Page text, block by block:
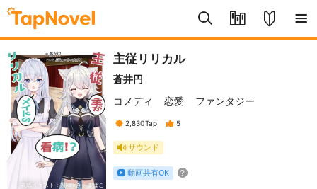
表紙イラスト：黒ko×きゃまぼこ
主従リリカル
蒼井円
コメディ
恋愛 ファンタジー
2,830Tap 5
サウンド
動画共有OK